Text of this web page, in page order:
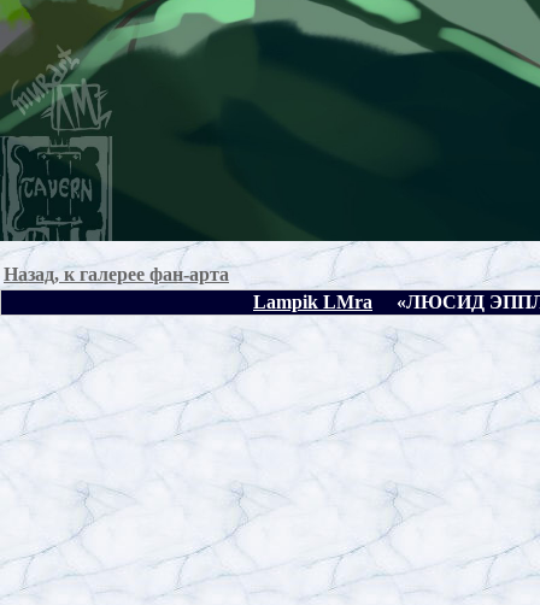
Назад, к галерее фан-арта
Lampik LMra «ЛЮСИД